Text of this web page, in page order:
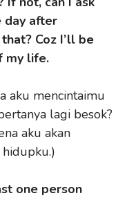
day after
Coz I’ll be
my life.
aku mencintaimu
lagi besok?
aku akan
one person